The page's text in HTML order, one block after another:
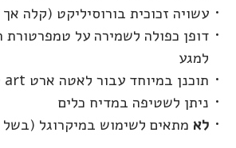
עשויה זכוכית בורוסיליקט (קלה
דופן כפולה לשמירה על
למגע
תוכנן במיוחד עבור לאטה ארט latte art
ניתן לשטיפה במדיח כלים
לא מתאים לשימוש במיקרוגל (בשל